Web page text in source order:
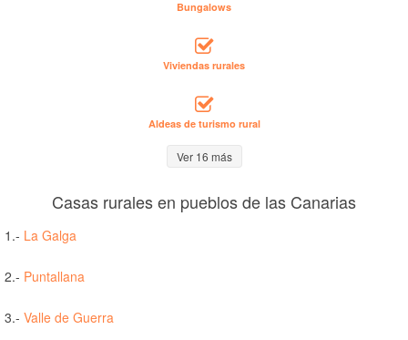
Bungalows
Viviendas rurales
Aldeas de turismo rural
Ver 16 más
Casas rurales en pueblos de las Canarias
1.- La Galga
2.- Puntallana
3.- Valle de Guerra